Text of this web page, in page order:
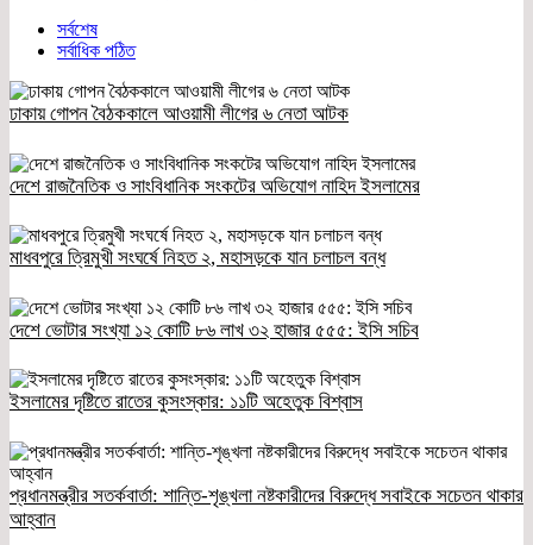
সর্বশেষ
সর্বাধিক পঠিত
ঢাকায় গোপন বৈঠককালে আওয়ামী লীগের ৬ নেতা আটক
দেশে রাজনৈতিক ও সাংবিধানিক সংকটের অভিযোগ নাহিদ ইসলামের
মাধবপুরে ত্রিমুখী সংঘর্ষে নিহত ২, মহাসড়কে যান চলাচল বন্ধ
দেশে ভোটার সংখ্যা ১২ কোটি ৮৬ লাখ ৩২ হাজার ৫৫৫: ইসি সচিব
ইসলামের দৃষ্টিতে রাতের কুসংস্কার: ১১টি অহেতুক বিশ্বাস
প্রধানমন্ত্রীর সতর্কবার্তা: শান্তি-শৃঙ্খলা নষ্টকারীদের বিরুদ্ধে সবাইকে সচেতন থাকার
আহ্বান